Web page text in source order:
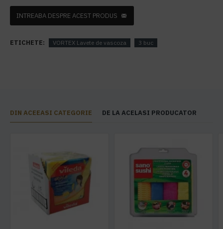
INTREABA DESPRE ACEST PRODUS
ETICHETE: VORTEX Lavete de vascoza 3 buc
DIN ACEEASI CATEGORIE DE LA ACELASI PRODUCATOR